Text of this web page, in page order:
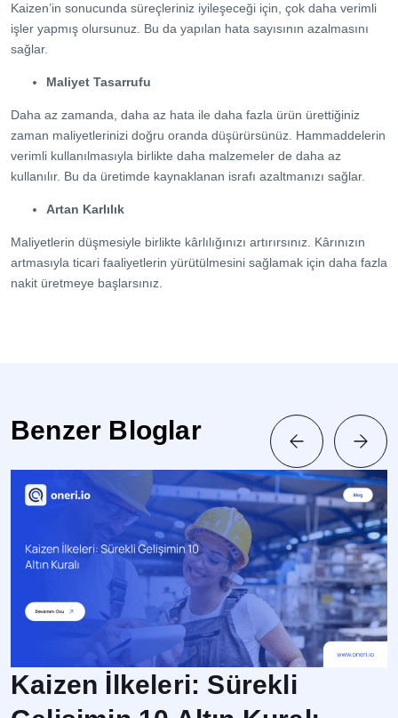
Kaizen’in sonucunda süreçleriniz iyileşeceği için, çok daha verimli
işler yapmış olursunuz. Bu da yapılan hata sayısının azalmasını
sağlar.
Maliyet Tasarrufu
Daha az zamanda, daha az hata ile daha fazla ürün ürettiğiniz
zaman maliyetlerinizi doğru oranda düşürürsünüz. Hammaddelerin
verimli kullanılmasıyla birlikte daha malzemeler de daha az
kullanılır. Bu da üretimde kaynaklanan israfı azaltmanızı sağlar.
Artan Karlılık
Maliyetlerin düşmesiyle birlikte kârlılığınızı artırırsınız. Kârınızın
artmasıyla ticari faaliyetlerin yürütülmesini sağlamak için daha fazla
nakit üretmeye başlarsınız.
Benzer Bloglar
Kaizen İlkeleri: Sürekli